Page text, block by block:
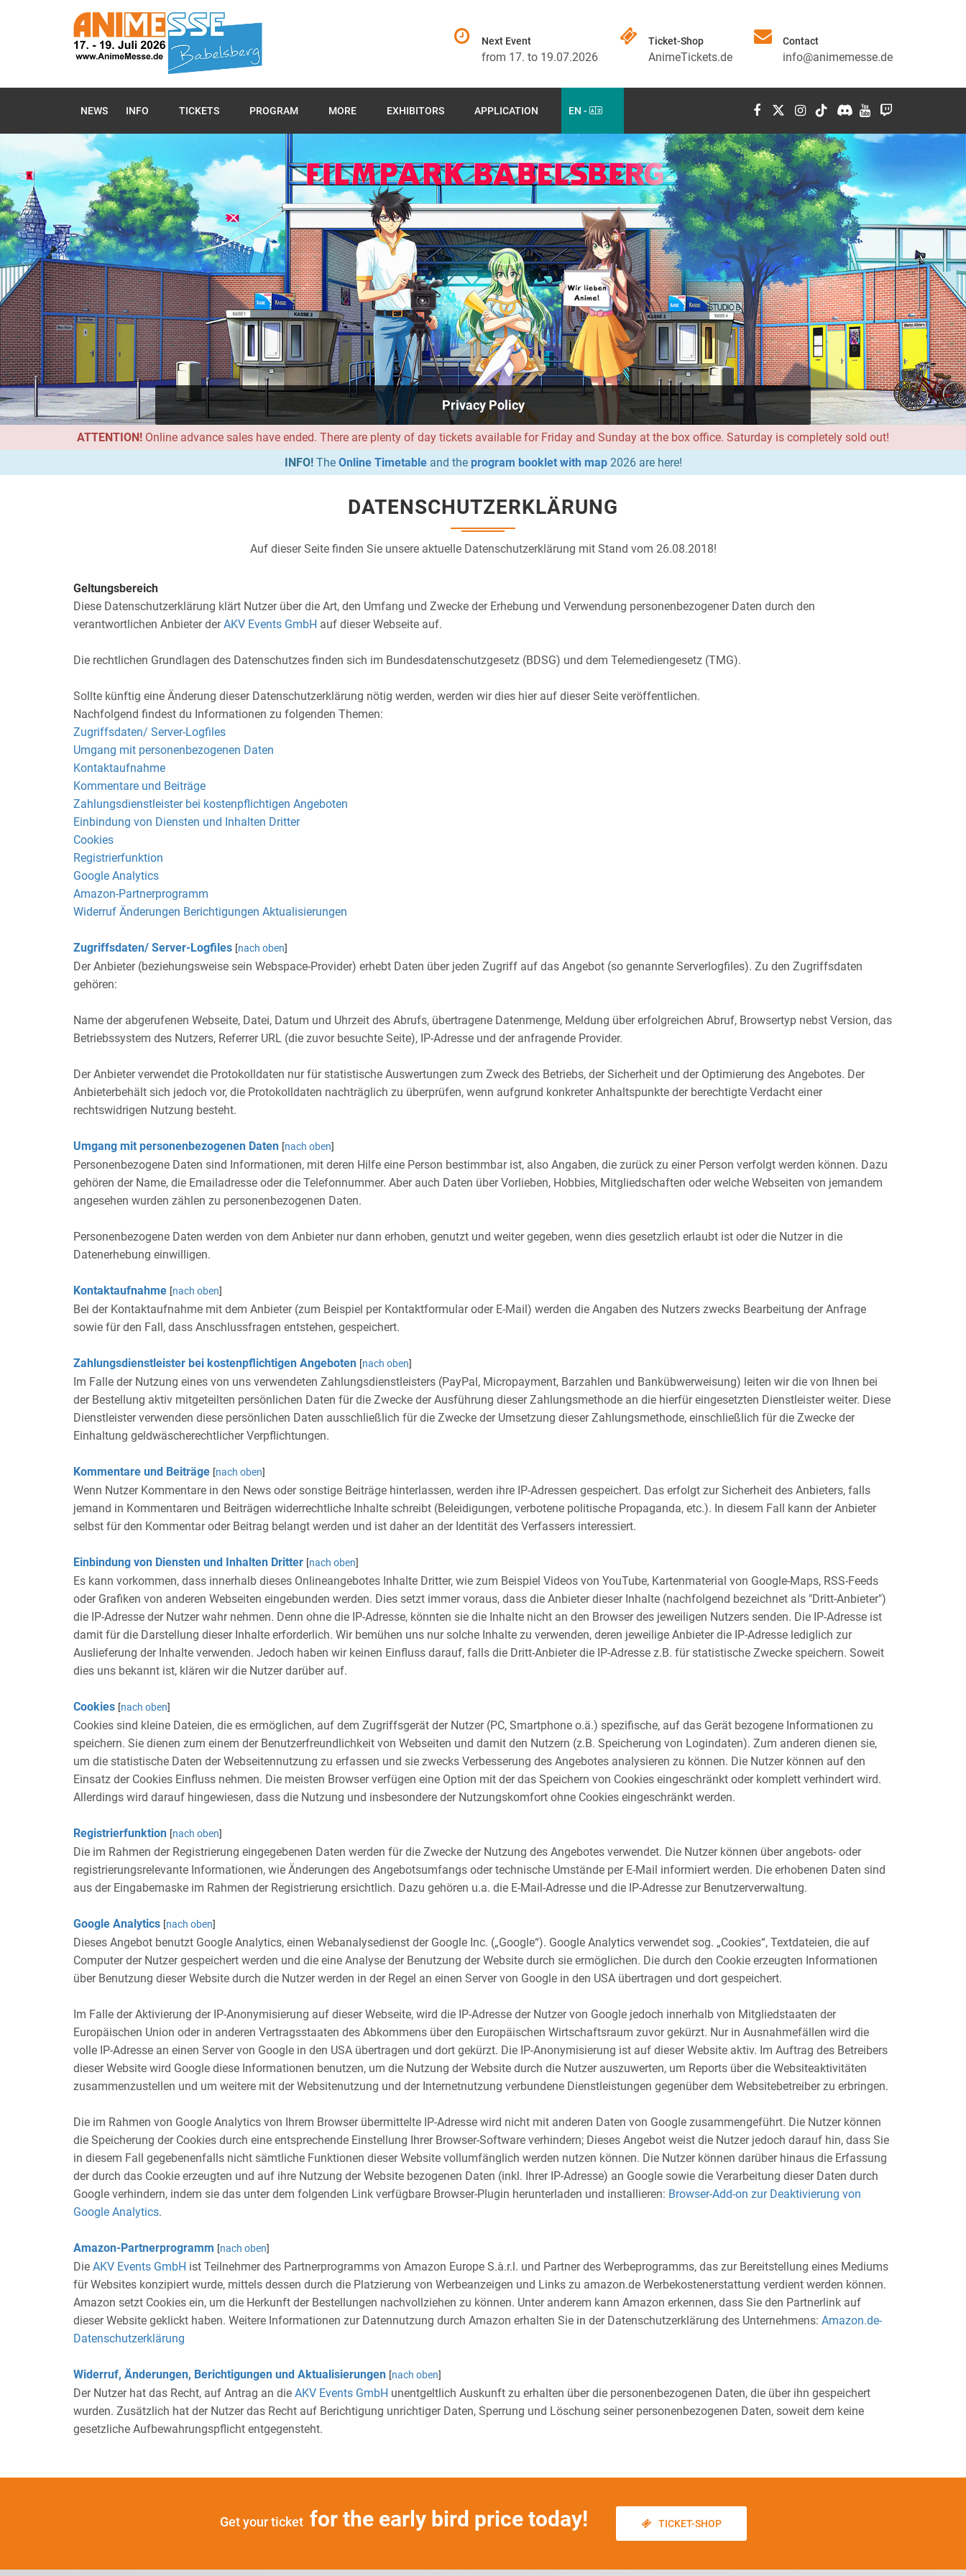
Next Event
from 17. to 19.07.2026
Ticket-Shop
AnimeTickets.de
Contact
info@animemesse.de
NEWS INFO TICKETS PROGRAM MORE EXHIBITORS APPLICATION EN -
Privacy Policy
ATTENTION! Online advance sales have ended. There are plenty of day tickets available for Friday and Sunday at the box office. Saturday is completely sold out!
INFO!The Online Timetableand the program booklet with map2026 are here!
DATENSCHUTZERKLÄRUNG
Auf dieser Seite finden Sie unsere aktuelle Datenschutzerklärung mit Stand vom 26.08.2018!
Geltungsbereich
Diese Datenschutzerklärung klärt Nutzer über die Art, den Umfang und Zwecke der Erhebung und Verwendung personenbezogener Daten durch den
verantwortlichen Anbieter derAKV Events GmbH auf dieser Webseite auf.
Die rechtlichen Grundlagen des Datenschutzes finden sich im Bundesdatenschutzgesetz (BDSG) und dem Telemediengesetz (TMG).
Sollte künftig eine Änderung dieser Datenschutzerklärung nötig werden, werden wir dies hier auf dieser Seite veröffentlichen.
Nachfolgend findest du Informationen zu folgenden Themen:
Zugriffsdaten/ Server-Logfiles
Umgang mit personenbezogenen Daten
Kontaktaufnahme
Kommentare und Beiträge
Zahlungsdienstleister bei kostenpflichtigen Angeboten
Einbindung von Diensten und Inhalten Dritter
Cookies
Registrierfunktion
Google Analytics
Amazon-Partnerprogramm
Widerruf Änderungen Berichtigungen Aktualisierungen
Zugriffsdaten/ Server-Logfiles [nach oben]
Der Anbieter (beziehungsweise sein Webspace-Provider) erhebt Daten über jeden Zugriff auf das Angebot (so genannte Serverlogfiles). Zu den Zugriffsdaten
gehören:
Name der abgerufenen Webseite, Datei, Datum und Uhrzeit des Abrufs, übertragene Datenmenge, Meldung über erfolgreichen Abruf, Browsertyp nebst Version, das
Betriebssystem des Nutzers, Referrer URL (die zuvor besuchte Seite), IP-Adresse und der anfragende Provider.
Der Anbieter verwendet die Protokolldaten nur für statistische Auswertungen zum Zweck des Betriebs, der Sicherheit und der Optimierung des Angebotes. Der
Anbieterbehält sich jedoch vor, die Protokolldaten nachträglich zu überprüfen, wenn aufgrund konkreter Anhaltspunkte der berechtigte Verdacht einer
rechtswidrigen Nutzung besteht.
Umgang mit personenbezogenen Daten [nach oben]
Personenbezogene Daten sind Informationen, mit deren Hilfe eine Person bestimmbar ist, also Angaben, die zurück zu einer Person verfolgt werden können. Dazu
gehören der Name, die Emailadresse oder die Telefonnummer. Aber auch Daten über Vorlieben, Hobbies, Mitgliedschaften oder welche Webseiten von jemandem
angesehen wurden zählen zu personenbezogenen Daten.
Personenbezogene Daten werden von dem Anbieter nur dann erhoben, genutzt und weiter gegeben, wenn dies gesetzlich erlaubt ist oder die Nutzer in die
Datenerhebung einwilligen.
Kontaktaufnahme [nach oben]
Bei der Kontaktaufnahme mit dem Anbieter (zum Beispiel per Kontaktformular oder E-Mail) werden die Angaben des Nutzers zwecks Bearbeitung der Anfrage
sowie für den Fall, dass Anschlussfragen entstehen, gespeichert.
Zahlungsdienstleister bei kostenpflichtigen Angeboten [nach oben]
Im Falle der Nutzung eines von uns verwendeten Zahlungsdienstleisters (PayPal, Micropayment, Barzahlen und Bankübwerweisung) leiten wir die von Ihnen bei
der Bestellung aktiv mitgeteilten persönlichen Daten für die Zwecke der Ausführung dieser Zahlungsmethode an die hierfür eingesetzten Dienstleister weiter. Diese
Dienstleister verwenden diese persönlichen Daten ausschließlich für die Zwecke der Umsetzung dieser Zahlungsmethode, einschließlich für die Zwecke der
Einhaltung geldwäscherechtlicher Verpflichtungen.
Kommentare und Beiträge [nach oben]
Wenn Nutzer Kommentare in den News oder sonstige Beiträge hinterlassen, werden ihre IP-Adressen gespeichert. Das erfolgt zur Sicherheit des Anbieters, falls
jemand in Kommentaren und Beiträgen widerrechtliche Inhalte schreibt (Beleidigungen, verbotene politische Propaganda, etc.). In diesem Fall kann der Anbieter
selbst für den Kommentar oder Beitrag belangt werden und ist daher an der Identität des Verfassers interessiert.
Einbindung von Diensten und Inhalten Dritter [nach oben]
Es kann vorkommen, dass innerhalb dieses Onlineangebotes Inhalte Dritter, wie zum Beispiel Videos von YouTube, Kartenmaterial von Google-Maps, RSS-Feeds
oder Grafiken von anderen Webseiten eingebunden werden. Dies setzt immer voraus, dass die Anbieter dieser Inhalte (nachfolgend bezeichnet als "Dritt-Anbieter")
die IP-Adresse der Nutzer wahr nehmen. Denn ohne die IP-Adresse, könnten sie die Inhalte nicht an den Browser des jeweiligen Nutzers senden. Die IP-Adresse ist
damit für die Darstellung dieser Inhalte erforderlich. Wir bemühen uns nur solche Inhalte zu verwenden, deren jeweilige Anbieter die IP-Adresse lediglich zur
Auslieferung der Inhalte verwenden. Jedoch haben wir keinen Einfluss darauf, falls die Dritt-Anbieter die IP-Adresse z.B. für statistische Zwecke speichern. Soweit
dies uns bekannt ist, klären wir die Nutzer darüber auf.
Cookies [nach oben]
Cookies sind kleine Dateien, die es ermöglichen, auf dem Zugriffsgerät der Nutzer (PC, Smartphone o.ä.) spezifische, auf das Gerät bezogene Informationen zu
speichern. Sie dienen zum einem der Benutzerfreundlichkeit von Webseiten und damit den Nutzern (z.B. Speicherung von Logindaten). Zum anderen dienen sie,
um die statistische Daten der Webseitennutzung zu erfassen und sie zwecks Verbesserung des Angebotes analysieren zu können. Die Nutzer können auf den
Einsatz der Cookies Einfluss nehmen. Die meisten Browser verfügen eine Option mit der das Speichern von Cookies eingeschränkt oder komplett verhindert wird.
Allerdings wird darauf hingewiesen, dass die Nutzung und insbesondere der Nutzungskomfort ohne Cookies eingeschränkt werden.
Registrierfunktion [nach oben]
Die im Rahmen der Registrierung eingegebenen Daten werden für die Zwecke der Nutzung des Angebotes verwendet. Die Nutzer können über angebots- oder
registrierungsrelevante Informationen, wie Änderungen des Angebotsumfangs oder technische Umstände per E-Mail informiert werden. Die erhobenen Daten sind
aus der Eingabemaske im Rahmen der Registrierung ersichtlich. Dazu gehören u.a. die E-Mail-Adresse und die IP-Adresse zur Benutzerverwaltung.
Google Analytics [nach oben]
Dieses Angebot benutzt Google Analytics, einen Webanalysedienst der Google Inc. („Google“). Google Analytics verwendet sog. „Cookies“, Textdateien, die auf
Computer der Nutzer gespeichert werden und die eine Analyse der Benutzung der Website durch sie ermöglichen. Die durch den Cookie erzeugten Informationen
über Benutzung dieser Website durch die Nutzer werden in der Regel an einen Server von Google in den USA übertragen und dort gespeichert.
Im Falle der Aktivierung der IP-Anonymisierung auf dieser Webseite, wird die IP-Adresse der Nutzer von Google jedoch innerhalb von Mitgliedstaaten der
Europäischen Union oder in anderen Vertragsstaaten des Abkommens über den Europäischen Wirtschaftsraum zuvor gekürzt. Nur in Ausnahmefällen wird die
volle IP-Adresse an einen Server von Google in den USA übertragen und dort gekürzt. Die IP-Anonymisierung ist auf dieser Website aktiv. Im Auftrag des Betreibers
dieser Website wird Google diese Informationen benutzen, um die Nutzung der Website durch die Nutzer auszuwerten, um Reports über die Websiteaktivitäten
zusammenzustellen und um weitere mit der Websitenutzung und der Internetnutzung verbundene Dienstleistungen gegenüber dem Websitebetreiber zu erbringen.
Die im Rahmen von Google Analytics von Ihrem Browser übermittelte IP-Adresse wird nicht mit anderen Daten von Google zusammengeführt. Die Nutzer können
die Speicherung der Cookies durch eine entsprechende Einstellung Ihrer Browser-Software verhindern; Dieses Angebot weist die Nutzer jedoch darauf hin, dass Sie
in diesem Fall gegebenenfalls nicht sämtliche Funktionen dieser Website vollumfänglich werden nutzen können. Die Nutzer können darüber hinaus die Erfassung
der durch das Cookie erzeugten und auf ihre Nutzung der Website bezogenen Daten (inkl. Ihrer IP-Adresse) an Google sowie die Verarbeitung dieser Daten durch
Google verhindern, indem sie das unter dem folgenden Link verfügbare Browser-Plugin herunterladen und installieren: Browser-Add-on zur Deaktivierung von
Google Analytics.
Amazon-Partnerprogramm [nach oben]
Die AKV Events GmbH ist Teilnehmer des Partnerprogramms von Amazon Europe S.à.r.l. und Partner des Werbeprogramms, das zur Bereitstellung eines Mediums
für Websites konzipiert wurde, mittels dessen durch die Platzierung von Werbeanzeigen und Links zu amazon.de Werbekostenerstattung verdient werden können.
Amazon setzt Cookies ein, um die Herkunft der Bestellungen nachvollziehen zu können. Unter anderem kann Amazon erkennen, dass Sie den Partnerlink auf
dieser Website geklickt haben. Weitere Informationen zur Datennutzung durch Amazon erhalten Sie in der Datenschutzerklärung des Unternehmens: Amazon.de-
Datenschutzerklärung
Widerruf, Änderungen, Berichtigungen und Aktualisierungen [nach oben]
Der Nutzer hat das Recht, auf Antrag an die AKV Events GmbH unentgeltlich Auskunft zu erhalten über die personenbezogenen Daten, die über ihn gespeichert
wurden. Zusätzlich hat der Nutzer das Recht auf Berichtigung unrichtiger Daten, Sperrung und Löschung seiner personenbezogenen Daten, soweit dem keine
gesetzliche Aufbewahrungspflicht entgegensteht.
Get your ticket for the early bird price today! TICKET-SHOP